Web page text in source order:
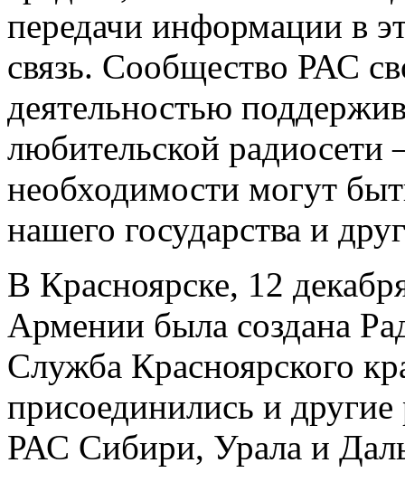
передачи информации в
связь. Сообщество РАС
деятельностью
любительской
необходимости могут
нашего государства и
В Красноярске, 12
Армении была создана
Служба Красноярского
присоединились и другие
РАС Сибири, Урала и